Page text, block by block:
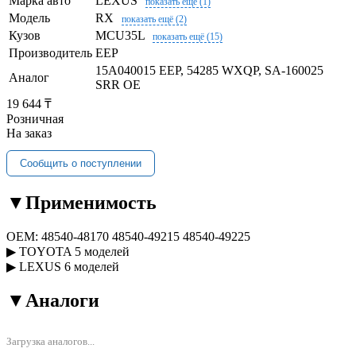
Модель RX показать ещё (2)
Кузов MCU35L показать ещё (15)
Производитель EEP
Аналог
15A040015 EEP, 54285 WXQP, SA-160025
SRR OE
19 644 ₸
Розничная
На заказ
Сообщить о поступлении
▼Применимость
OEM: 48540-48170 48540-49215 48540-49225
▶ TOYOTA 5 моделей
▶ LEXUS 6 моделей
▼ Аналоги
Загрузка аналогов...